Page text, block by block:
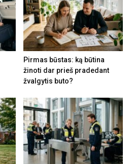
Pirmas būstas: ką būtina
žinoti dar prieš pradedant
žvalgytis buto?